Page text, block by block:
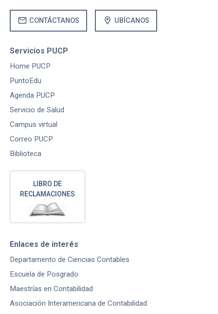
mail CONTÁCTANOS location_on UBÍCANOS
Servicios PUCP
Home PUCP
PuntoEdu
Agenda PUCP
Servicio de Salud
Campus virtual
Correo PUCP
Biblioteca
LIBRO DE
RECLAMACIONES
Enlaces de interés
Departamento de Ciencias Contables
Escuela de Posgrado
Maestrías en Contabilidad
Asociación Interamericana de Contabilidad